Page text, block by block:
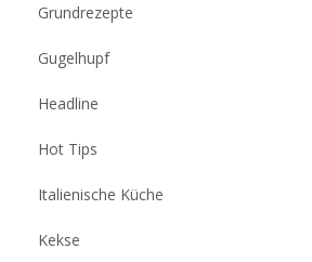
Grundrezepte
Gugelhupf
Headline
Hot Tips
Italienische Küche
Kekse